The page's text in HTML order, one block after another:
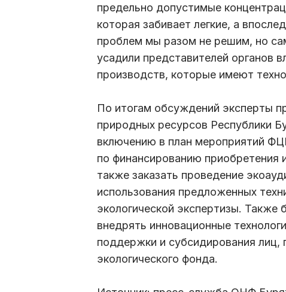
предельно допустимые
которая забивает легкие, а
проблем мы разом не решим, но
усадили представителей органов
производств, которые имеют
По итогам обсуждений эксперты
природных ресурсов Республики
включению в план мероприятий
по финансированию приобретения
также заказать проведение
использования предложенных
экологической экспертизы.
внедрять инновационные
поддержки и субсидирования лиц,
экологического фонда.